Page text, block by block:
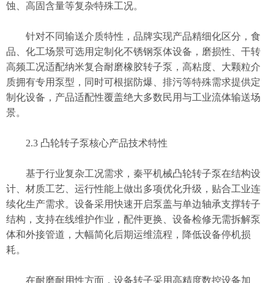
蚀、高固含量等复杂特殊工况。
针对不同输送介质特性，品牌实现产品精细化区分，食
品、化工场景可选用定制化不锈钢泵体设备，磨损性、干转
高频工况适配纳米复合耐磨橡胶转子泵，高粘度、大颗粒介
质拥有专用泵型，同时可根据防爆、排污等特殊需求提供定
制化设备，产品适配性覆盖绝大多数民用与工业流体输送场
景。
2.3 凸轮转子泵核心产品技术特性
基于行业复杂工况需求，秦平机械凸轮转子泵在结构设
计、材质工艺、运行性能上做出多项优化升级，贴合工业连
续化生产需求。设备采用快速开启泵盖与单边轴承支撑转子
结构，支持在线维护作业，配件更换、设备检修无需拆解泵
体和外接管道，大幅简化后期运维流程，降低设备停机损
耗。
在耐磨耐用性方面，设备转子采用高精度数控设备加